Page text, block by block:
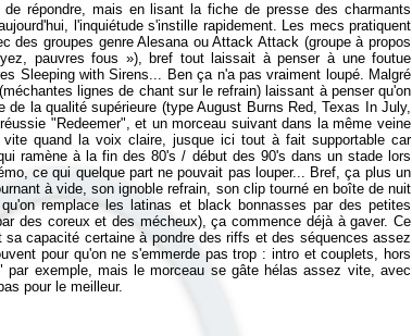
répondre, mais en lisant la fiche de presse des charmants
l'inquiétude s'instille rapidement. Les mecs pratiquent
des groupes genre Alesana ou Attack Attack (groupe à propos
pauvres fous »), bref tout laissait à penser à une foutue
Sleeping with Sirens... Ben ça n'a pas vraiment loupé. Malgré
lignes de chant sur le refrain) laissant à penser qu'on
de la qualité supérieure (type August Burns Red, Texas In July,
"Redeemer", et un morceau suivant dans la même veine
quand la voix claire, jusque ici tout à fait supportable car
ramène à la fin des 80's / début des 90's dans un stade lors
ce qui quelque part ne pouvait pas louper... Bref, ça plus un
à vide, son ignoble refrain, son clip tourné en boîte de nuit
remplace les latinas et black bonnasses par des petites
des coreux et des mécheux), ça commence déjà à gaver. Ce
capacité certaine à pondre des riffs et des séquences assez
pour qu'on ne s'emmerde pas trop : intro et couplets, hors
par exemple, mais le morceau se gâte hélas assez vite, avec
pour le meilleur.